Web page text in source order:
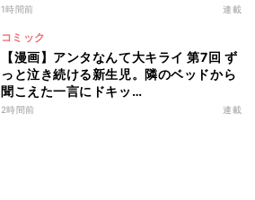
1時間前 連載
コミック
【漫画】アンタなんて大キライ 第7回 ず
っと泣き続ける新生児。隣のベッドから
聞こえた一言にドキッ…
2時間前 連載